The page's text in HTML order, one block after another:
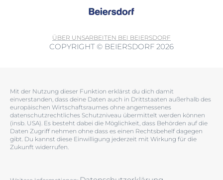
ÜBER UNSARBEITEN BEI BEIERSDORF
COPYRIGHT © BEIERSDORF 2026
Mit der Nutzung dieser Funktion erklärst du dich damit
einverstanden, dass deine Daten auch in Drittstaaten außerhalb des
europäischen Wirtschaftsraumes ohne angemessenes
datenschutzrechtliches Schutzniveau übermittelt werden können
(insb. USA). Es besteht dabei die Möglichkeit, dass Behörden auf die
Daten Zugriff nehmen ohne dass es einen Rechtsbehelf dagegen
gibt. Du kannst diese Einwilligung jederzeit mit Wirkung für die
Zukunft widerrufen.